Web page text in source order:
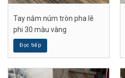
Tay nắm núm tròn pha lê
phi 30 màu vàng
Đọc tiếp